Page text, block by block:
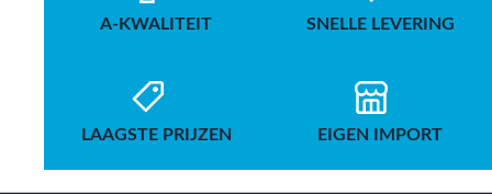
A-KWALITEIT SNELLE LEVERING
LAAGSTE PRIJZEN EIGEN IMPORT